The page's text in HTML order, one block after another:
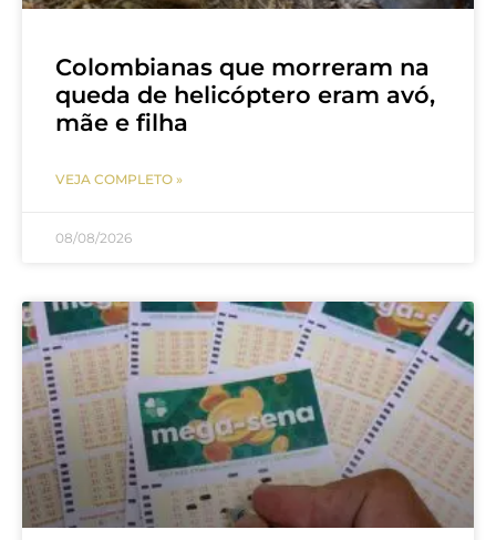
Colombianas que morreram na
queda de helicóptero eram avó,
mãe e filha
VEJA COMPLETO »
08/08/2026